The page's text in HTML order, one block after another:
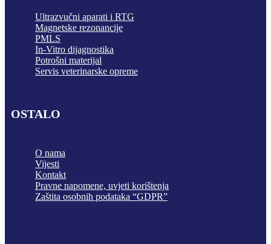
Ultrazvučni aparati i RTG
Magnetske rezonancije
PMLS
In-Vitro dijagnostika
Potrošni materijal
Servis veterinarske opreme
OSTALO
O nama
Vijesti
Kontakt
Pravne napomene, uvjeti korištenja
Zaštita osobnih podataka “GDPR”